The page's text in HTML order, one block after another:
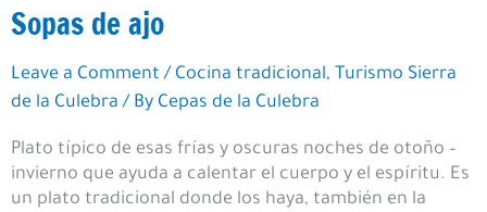
Sopas de ajo
Leave a Comment / Cocina tradicional, Turismo Sierra
de la Culebra / By Cepas de la Culebra
Plato típico de esas frías y oscuras noches de otoño –
invierno que ayuda a calentar el cuerpo y el espíritu. Es
un plato tradicional donde los haya, también en la